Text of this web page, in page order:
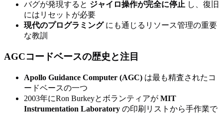
バグが発現すると ジャイロ操作が完全に停止 し、復旧
にはリセットが必要
現代のプログラミングにも通じるリソース管理の重要
な教訓
AGCコードベースの歴史と注目
Apollo Guidance Computer (AGC) は最も精査されたコ
ードベースの一つ
2003年にRon Burkeyとボランティアが MIT
Instrumentation Laboratory の印刷リストから手作業で